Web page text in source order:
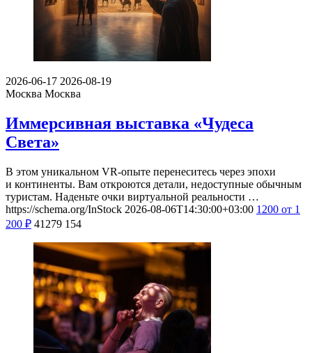
2026-06-17 2026-08-19
Москва Москва
Иммерсивная выставка «Чудеса
Света»
В этом уникальном VR-опыте перенеситесь через эпохи
и континенты. Вам откроются детали, недоступные обычным
туристам. Наденьте очки виртуальной реальности …
https://schema.org/InStock 2026-08-06T14:30:00+03:00 1200 от 1
200 ₽ 41279 154